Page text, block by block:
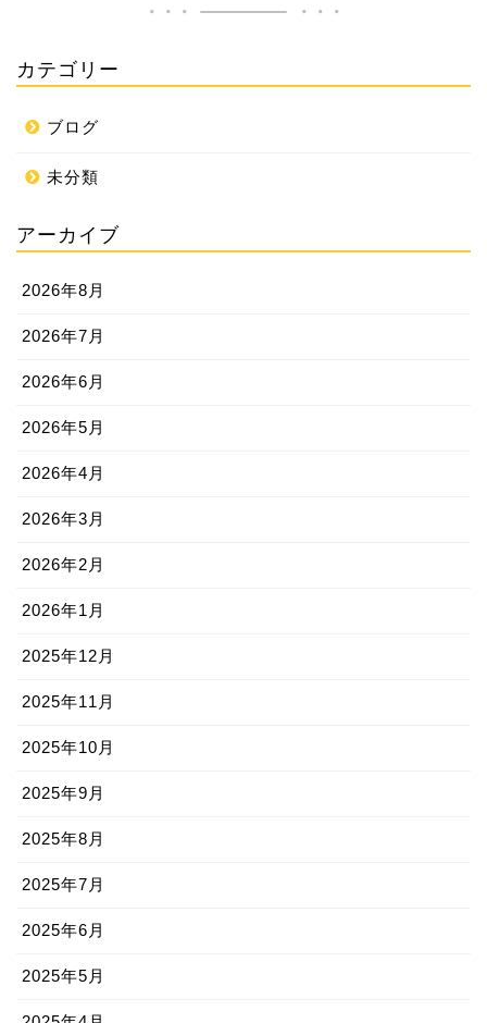
カテゴリー
ブログ
未分類
アーカイブ
2026年8月
2026年7月
2026年6月
2026年5月
2026年4月
2026年3月
2026年2月
2026年1月
2025年12月
2025年11月
2025年10月
2025年9月
2025年8月
2025年7月
2025年6月
2025年5月